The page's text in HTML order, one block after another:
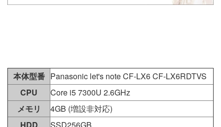
本体型番 Panasonic let's note CF-LX6 CF-LX6RDTVS
CPU
Core i5 7300U 2.6GHz
メモリ
4GB (増設非対応)